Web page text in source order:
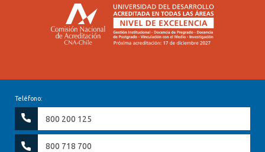
Teléfono:
800 200 125
800 718 700